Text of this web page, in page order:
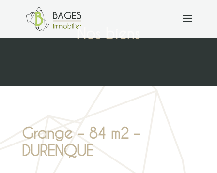
Nos biens
Grange – 84 m2 –
DURENQUE